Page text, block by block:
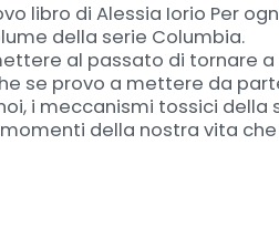
libro di Alessia Iorio Per
della serie Columbia.
al passato di tornare
se provo a mettere da
i meccanismi tossici della
della nostra vita che